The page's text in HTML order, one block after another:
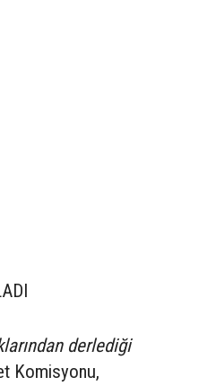
derlediği
Komisyonu,